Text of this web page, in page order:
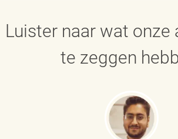
Luister naar wat onze
te zeggen